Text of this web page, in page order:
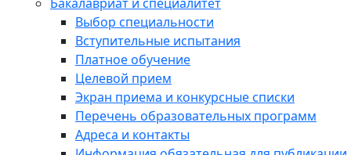
Выбор специальности
Вступительные испытания
Платное обучение
Целевой прием
Экран приема и конкурсные списки
Перечень образовательных программ
Адреса и контакты